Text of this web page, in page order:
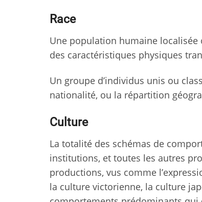
Race
Une population humaine
des caractéristiques physiques
Un groupe d’individus unis ou
nationalité, ou la répartition
Culture
La totalité des schémas de
institutions, et toutes les autres
productions, vus comme
la culture victorienne, la culture